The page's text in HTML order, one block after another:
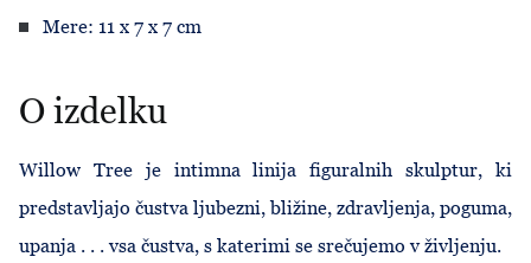
Mere: 11 x 7 x 7 cm
O izdelku
Willow Tree je intimna linija figuralnih skulptur, ki
predstavljajo čustva ljubezni, bližine, zdravljenja, poguma,
upanja . . . vsa čustva, s katerimi se srečujemo v življenju.